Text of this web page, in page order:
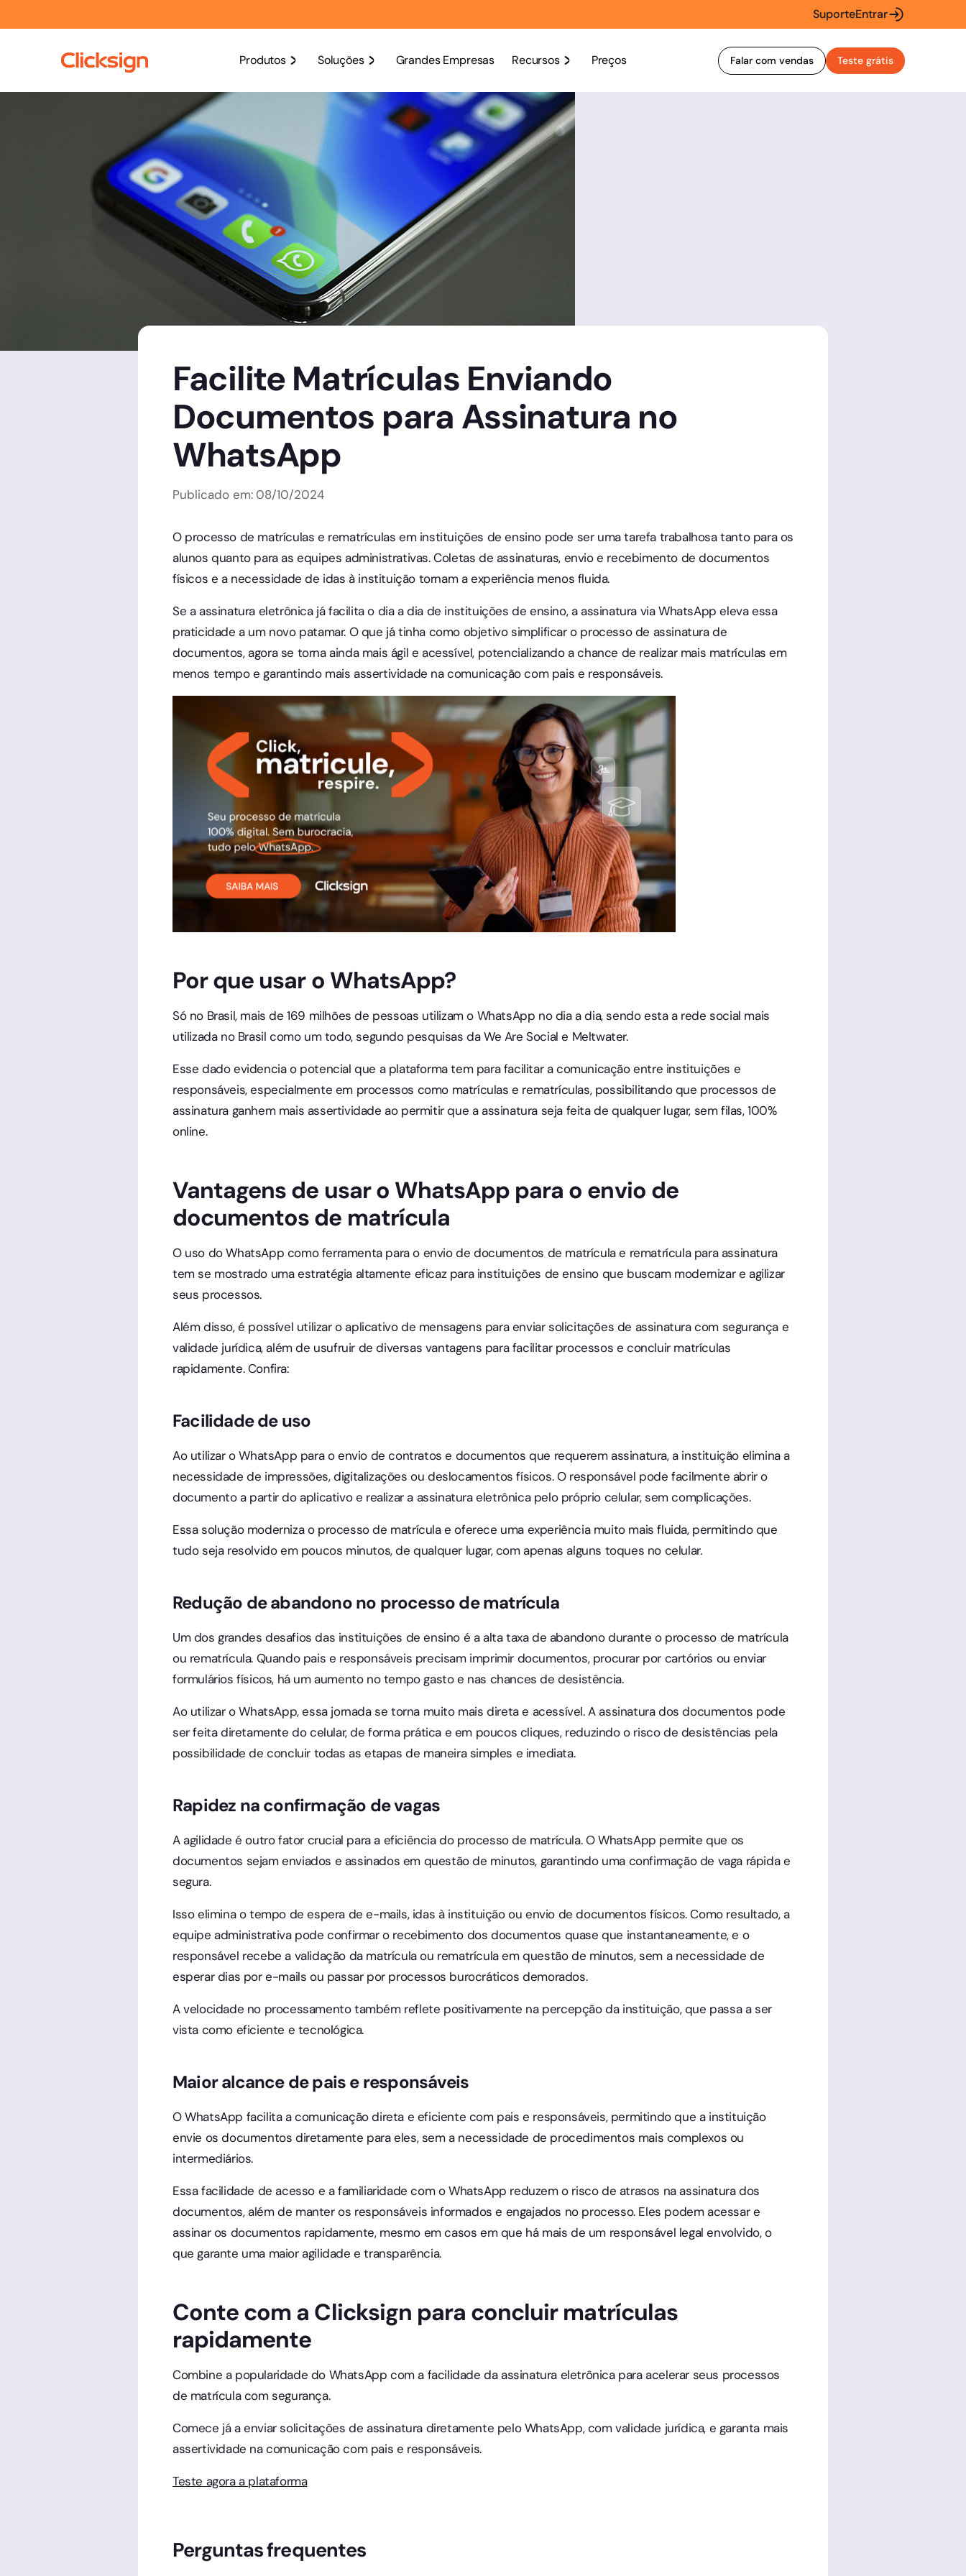
SuporteEntrar
Produtos Soluções Grandes Empresas Recursos Preços Falar com vendas Teste grátis
Facilite Matrículas Enviando
Documentos para Assinatura no
WhatsApp
Publicado em: 08/10/2024
O processo de matrículas e rematrículas em instituições de ensino pode ser uma tarefa trabalhosa tanto para os
alunos quanto para as equipes administrativas. Coletas de assinaturas, envio e recebimento de documentos
físicos e a necessidade de idas à instituição tornam a experiência menos fluida.
Se a assinatura eletrônica já facilita o dia a dia de instituições de ensino, a assinatura via WhatsApp eleva essa
praticidade a um novo patamar. O que já tinha como objetivo simplificar o processo de assinatura de
documentos, agora se torna ainda mais ágil e acessível, potencializando a chance de realizar mais matrículas em
menos tempo e garantindo mais assertividade na comunicação com pais e responsáveis.
Por que usar o WhatsApp?
Só no Brasil, mais de 169 milhões de pessoas utilizam o WhatsApp no dia a dia, sendo esta a rede social mais
utilizada no Brasil como um todo, segundo pesquisas da We Are Social e Meltwater.
Esse dado evidencia o potencial que a plataforma tem para facilitar a comunicação entre instituições e
responsáveis, especialmente em processos como matrículas e rematrículas, possibilitando que processos de
assinatura ganhem mais assertividade ao permitir que a assinatura seja feita de qualquer lugar, sem filas, 100%
online.
Vantagens de usar o WhatsApp para o envio de
documentos de matrícula
O uso do WhatsApp como ferramenta para o envio de documentos de matrícula e rematrícula para assinatura
tem se mostrado uma estratégia altamente eficaz para instituições de ensino que buscam modernizar e agilizar
seus processos.
Além disso, é possível utilizar o aplicativo de mensagens para enviar solicitações de assinatura com segurança e
validade jurídica, além de usufruir de diversas vantagens para facilitar processos e concluir matrículas
rapidamente. Confira:
Facilidade de uso
Ao utilizar o WhatsApp para o envio de contratos e documentos que requerem assinatura, a instituição elimina a
necessidade de impressões, digitalizações ou deslocamentos físicos. O responsável pode facilmente abrir o
documento a partir do aplicativo e realizar a assinatura eletrônica pelo próprio celular, sem complicações.
Essa solução moderniza o processo de matrícula e oferece uma experiência muito mais fluida, permitindo que
tudo seja resolvido em poucos minutos, de qualquer lugar, com apenas alguns toques no celular.
Redução de abandono no processo de matrícula
Um dos grandes desafios das instituições de ensino é a alta taxa de abandono durante o processo de matrícula
ou rematrícula. Quando pais e responsáveis precisam imprimir documentos, procurar por cartórios ou enviar
formulários físicos, há um aumento no tempo gasto e nas chances de desistência.
Ao utilizar o WhatsApp, essa jornada se torna muito mais direta e acessível. A assinatura dos documentos pode
ser feita diretamente do celular, de forma prática e em poucos cliques, reduzindo o risco de desistências pela
possibilidade de concluir todas as etapas de maneira simples e imediata.
Rapidez na confirmação de vagas
A agilidade é outro fator crucial para a eficiência do processo de matrícula. O WhatsApp permite que os
documentos sejam enviados e assinados em questão de minutos, garantindo uma confirmação de vaga rápida e
segura.
Isso elimina o tempo de espera de e-mails, idas à instituição ou envio de documentos físicos. Como resultado, a
equipe administrativa pode confirmar o recebimento dos documentos quase que instantaneamente, e o
responsável recebe a validação da matrícula ou rematrícula em questão de minutos, sem a necessidade de
esperar dias por e-mails ou passar por processos burocráticos demorados.
A velocidade no processamento também reflete positivamente na percepção da instituição, que passa a ser
vista como eficiente e tecnológica.
Maior alcance de pais e responsáveis
O WhatsApp facilita a comunicação direta e eficiente com pais e responsáveis, permitindo que a instituição
envie os documentos diretamente para eles, sem a necessidade de procedimentos mais complexos ou
intermediários.
Essa facilidade de acesso e a familiaridade com o WhatsApp reduzem o risco de atrasos na assinatura dos
documentos, além de manter os responsáveis informados e engajados no processo. Eles podem acessar e
assinar os documentos rapidamente, mesmo em casos em que há mais de um responsável legal envolvido, o
que garante uma maior agilidade e transparência.
Conte com a Clicksign para concluir matrículas
rapidamente
Combine a popularidade do WhatsApp com a facilidade da assinatura eletrônica para acelerar seus processos
de matrícula com segurança.
Comece já a enviar solicitações de assinatura diretamente pelo WhatsApp, com validade jurídica, e garanta mais
assertividade na comunicação com pais e responsáveis.
Teste agora a plataforma
Perguntas frequentes